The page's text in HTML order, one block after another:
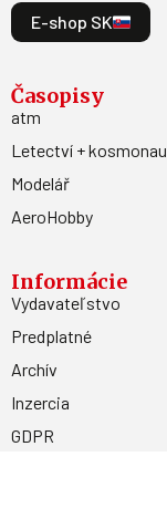
E-shop SK
Časopisy
atm
Letectví +
Modelář
AeroHobby
Informácie
Vydavateľstvo
Predplatné
Archív
Inzercia
GDPR